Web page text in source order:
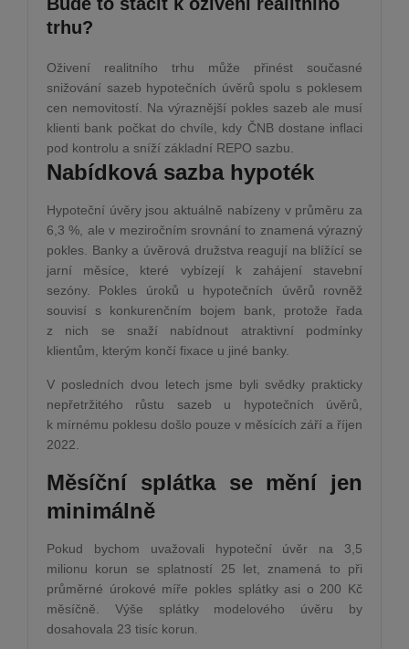
trhu?
Oživení realitního trhu může přinést současné
snižování sazeb hypotečních úvěrů spolu s poklesem
cen nemovitostí. Na výraznější pokles sazeb ale musí
klienti bank počkat do chvíle, kdy ČNB dostane inflaci
pod kontrolu a sníží základní REPO sazbu.
Nabídková sazba hypoték
Hypoteční úvěry jsou aktuálně nabízeny v průměru za
6,3 %, ale v meziročním srovnání to znamená výrazný
pokles. Banky a úvěrová družstva reagují na blížící se
jarní měsíce, které vybízejí k zahájení stavební
sezóny. Pokles úroků u hypotečních úvěrů rovněž
souvisí s konkurenčním bojem bank, protože řada
z nich se snaží nabídnout atraktivní podmínky
klientům, kterým končí fixace u jiné banky.
V posledních dvou letech jsme byli svědky prakticky
nepřetržitého růstu sazeb u hypotečních úvěrů,
k mírnému poklesu došlo pouze v měsících září a říjen
2022.
Měsíční splátka se mění jen
minimálně
Pokud bychom uvažovali hypoteční úvěr na 3,5
milionu korun se splatností 25 let, znamená to při
průměrné úrokové míře pokles splátky asi o 200 Kč
měsíčně. Výše splátky modelového úvěru by
dosahovala 23 tisíc korun.